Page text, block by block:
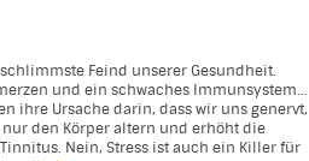
Feind unserer Gesundheit.
und ein schwaches Immunsystem…
ihre Ursache darin, dass wir uns genervt,
den Körper altern und erhöht die
Nein, Stress ist auch ein Killer für